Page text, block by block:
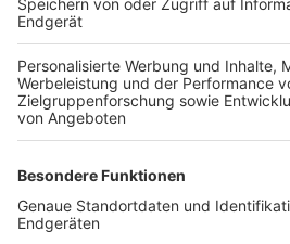
TOP-VEREINE
TOP-PARTNER